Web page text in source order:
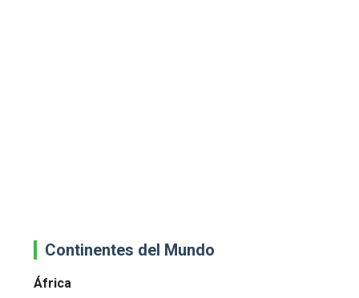
Continentes del Mundo
África